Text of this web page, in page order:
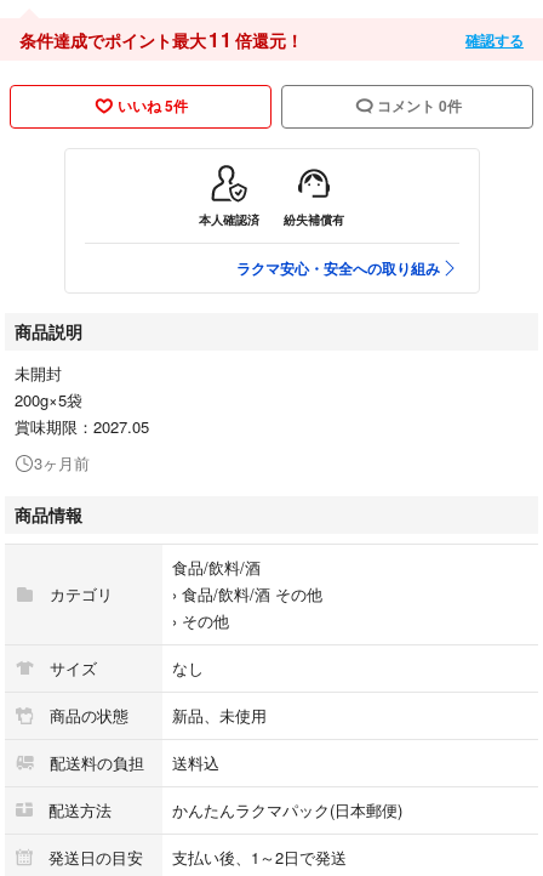
条件達成でポイント最大11 倍還元！ 確認する
いいね 5件 コメント 0件
本人確認済 紛失補償有
ラクマ安心・安全への取り組み
商品説明
未開封
200g×5袋
賞味期限：2027.05
3ヶ月前
商品情報
カテゴリ
食品/飲料/酒
› 食品/飲料/酒 その他
› その他
サイズ なし
商品の状態 新品、未使用
配送料の負担 送料込
配送方法 かんたんラクマパック(日本郵便)
発送日の目安 支払い後、1～2日で発送